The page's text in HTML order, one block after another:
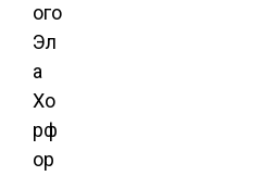
ого
Эл
а
Хо
рф
ор